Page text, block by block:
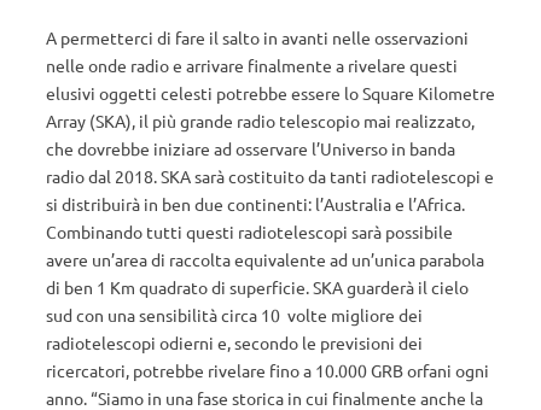
A permetterci di fare il salto in avanti nelle osservazioni
nelle onde radio e arrivare finalmente a rivelare questi
elusivi oggetti celesti potrebbe essere lo Square Kilometre
Array (SKA), il più grande radio telescopio mai realizzato,
che dovrebbe iniziare ad osservare l’Universo in banda
radio dal 2018. SKA sarà costituito da tanti radiotelescopi e
si distribuirà in ben due continenti: l’Australia e l’Africa.
Combinando tutti questi radiotelescopi sarà possibile
avere un’area di raccolta equivalente ad un’unica parabola
di ben 1 Km quadrato di superficie. SKA guarderà il cielo
sud con una sensibilità circa 10 volte migliore dei
radiotelescopi odierni e, secondo le previsioni dei
ricercatori, potrebbe rivelare fino a 10.000 GRB orfani ogni
anno. “Siamo in una fase storica in cui finalmente anche la